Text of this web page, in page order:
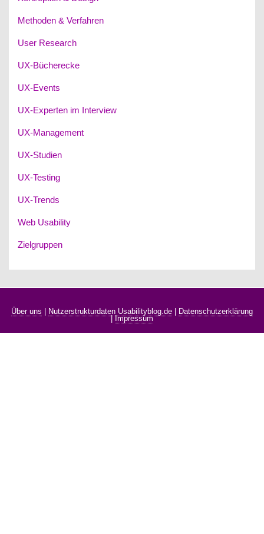
Methoden & Verfahren
User Research
UX-Bücherecke
UX-Events
UX-Experten im Interview
UX-Management
UX-Studien
UX-Testing
UX-Trends
Web Usability
Zielgruppen
Über uns Nutzerstrukturdaten Usabilityblog.de
Datenschutzerklärung
|Impressum